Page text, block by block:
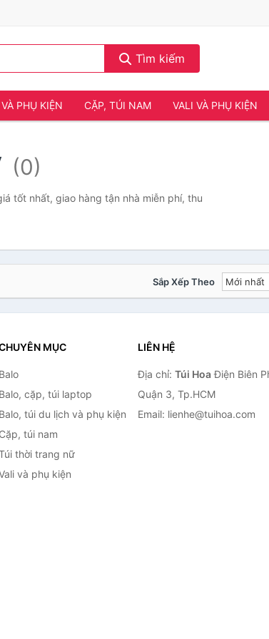
Tìm kiếm
PHỤ KIỆN CẶP, TÚI NAM VALI VÀ PHỤ KIỆN
(0)
tốt nhất, giao hàng tận nhà miễn phí, thu
Sắp Xếp Theo
MỤC
Balo
Balo, cặp, túi laptop
Balo, túi du lịch và phụ kiện
Cặp, túi nam
thời trang nữ
và phụ kiện
LIÊN HỆ
Địa chỉ: Túi HoaĐiện Biên
Quận 3, Tp.HCM
Email: lienhe@tuihoa.com